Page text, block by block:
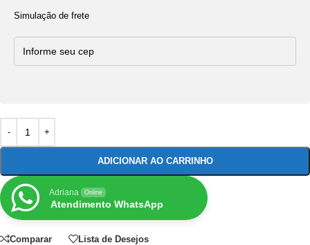
Simulação de frete
ADICIONAR AO CARRINHO
Adriana Online
Atendimento WhatsApp
Comparar Lista de Desejos